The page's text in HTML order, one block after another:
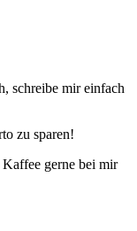
schreibe mir einfach
zu sparen!
gerne bei mir